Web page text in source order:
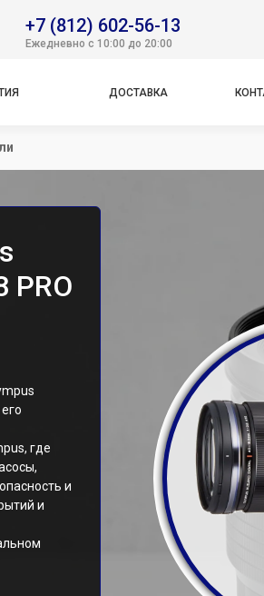
+7 (812) 602-56-13
Ежедневно с 10:00 до 20:00
ДОСТАВКА
PRO
где
и
и